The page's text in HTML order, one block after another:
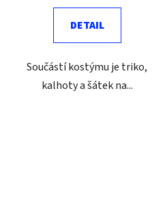
DETAIL
Součástí kostýmu je triko,
kalhoty a šátek na...